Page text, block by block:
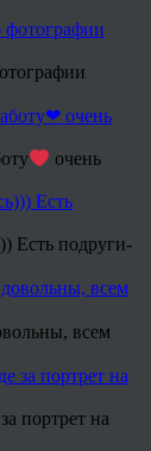
очень
Есть подруги-
всем
портрет на